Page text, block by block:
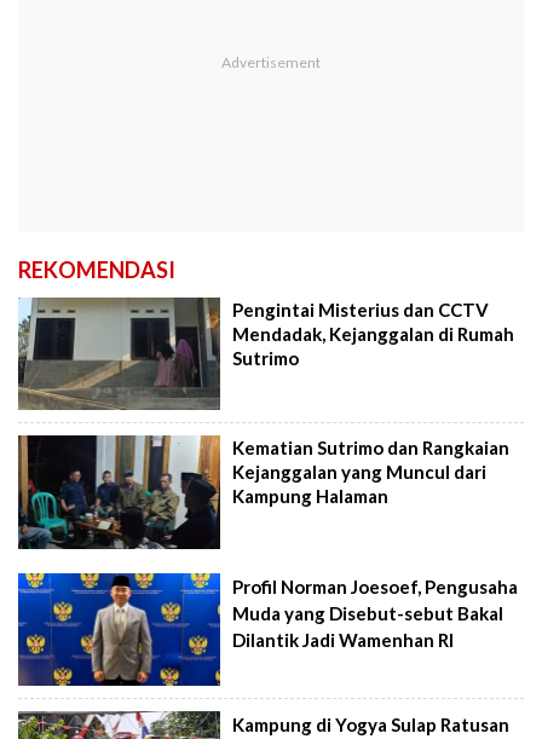
REKOMENDASI
Pengintai Misterius dan CCTV
Mendadak, Kejanggalan di Rumah
Sutrimo
Kematian Sutrimo dan Rangkaian
Kejanggalan yang Muncul dari
Kampung Halaman
Profil Norman Joesoef, Pengusaha
Muda yang Disebut-sebut Bakal
Dilantik Jadi Wamenhan RI
Kampung di Yogya Sulap Ratusan